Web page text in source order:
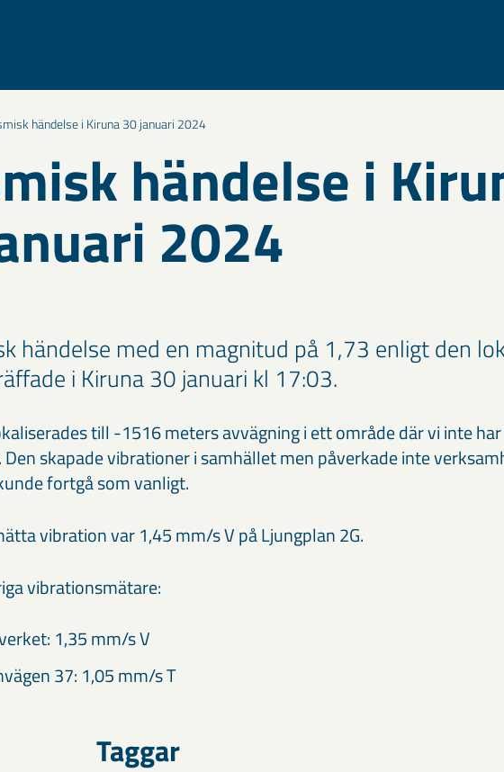
händelse i Kiruna 30 januari 2024
händelse i
2024
händelse med en magnitud på 1,73 enligt den
i Kiruna 30 januari kl 17:03.
till -1516 meters avvägning i ett område där vi inte
skapade vibrationer i samhället men påverkade inte
fortgå som vanligt.
vibration var 1,45 mm/s V på Ljungplan 2G.
vibrationsmätare:
1,35 mm/s V
37: 1,05 mm/s T
Taggar